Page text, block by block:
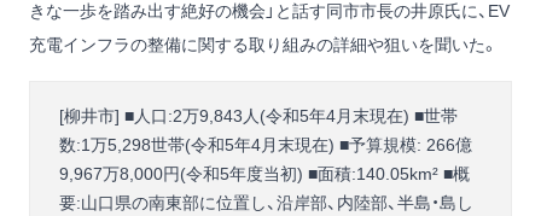
きな一歩を踏み出す絶好の機会」と話す同市市長の井原氏に、EV
充電インフラの整備に関する取り組みの詳細や狙いを聞いた。
[柳井市] ■人口:2万9,843人(令和5年4月末現在) ■世帯
数:1万5,298世帯(令和5年4月末現在) ■予算規模: 266億
9,967万8,000円(令和5年度当初) ■面積:140.05km² ■概
要:山口県の南東部に位置し、沿岸部、内陸部、半島・島し